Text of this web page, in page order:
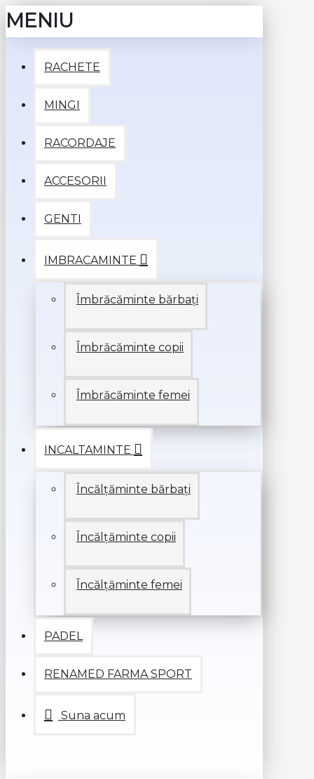
MENIU
RACHETE
MINGI
RACORDAJE
ACCESORII
GENTI
IMBRACAMINTE
Îmbrăcăminte bărbați
Îmbrăcăminte copii
Îmbrăcăminte femei
INCALTAMINTE
Încălțăminte bărbați
Încălțăminte copii
Încălțăminte femei
PADEL
RENAMED FARMA SPORT
Suna acum